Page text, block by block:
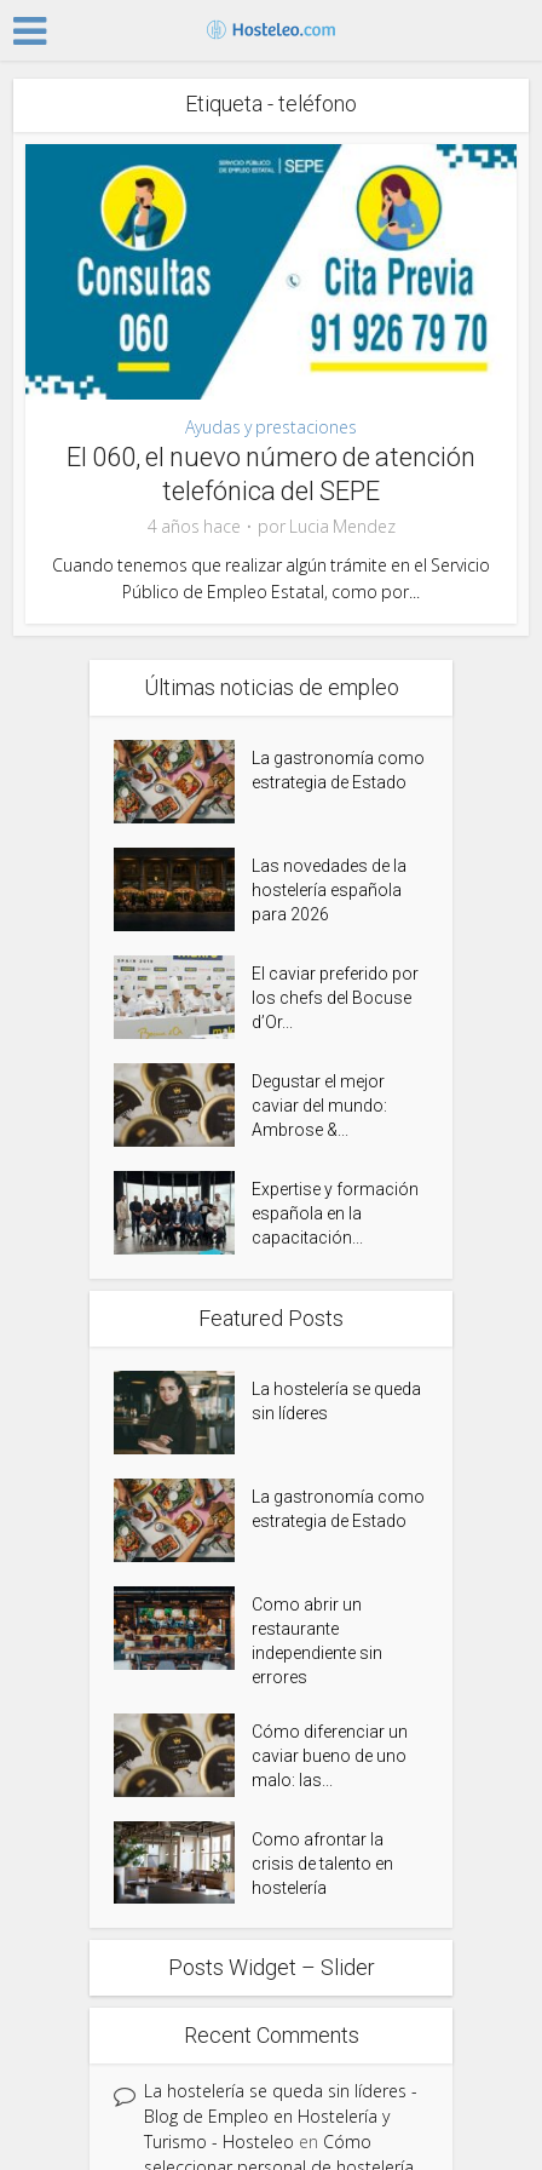
Etiqueta - teléfono
Ayudas y prestaciones
El 060, el nuevo número de atención
telefónica del SEPE
4 años hace por Lucia Mendez
Cuando tenemos que realizar algún trámite en el Servicio
Público de Empleo Estatal, como por...
Últimas noticias de empleo
La gastronomía como
estrategia de Estado
Las novedades de la
hostelería española
para 2026
El caviar preferido por
los chefs del Bocuse
d’Or...
Degustar el mejor
caviar del mundo:
Ambrose &...
Expertise y formación
española en la
capacitación...
Featured Posts
La hostelería se queda
sin líderes
La gastronomía como
estrategia de Estado
Como abrir un
restaurante
independiente sin
errores
Cómo diferenciar un
caviar bueno de uno
malo: las...
Como afrontar la
crisis de talento en
hostelería
Posts Widget – Slider
Recent Comments
La hostelería se queda sin líderes -
Blog de Empleo en Hostelería y
Turismo - Hosteleo en Cómo